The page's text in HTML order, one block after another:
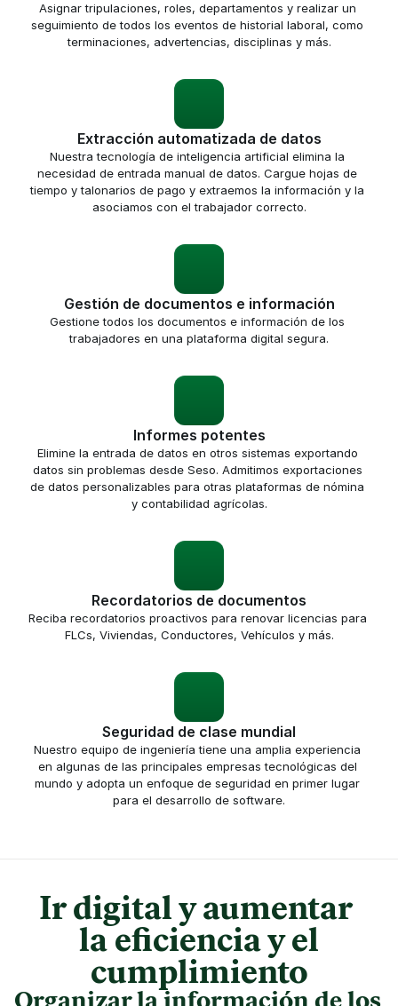
Asignar tripulaciones, roles, departamentos y realizar un
seguimiento de todos los eventos de historial laboral, como
terminaciones, advertencias, disciplinas y más.
Extracción automatizada de datos
Nuestra tecnología de inteligencia artificial elimina la
necesidad de entrada manual de datos. Cargue hojas de
tiempo y talonarios de pago y extraemos la información y la
asociamos con el trabajador correcto.
Gestión de documentos e información
Gestione todos los documentos e información de los
trabajadores en una plataforma digital segura.
Informes potentes
Elimine la entrada de datos en otros sistemas exportando
datos sin problemas desde Seso. Admitimos exportaciones
de datos personalizables para otras plataformas de nómina
y contabilidad agrícolas.
Recordatorios de documentos
Reciba recordatorios proactivos para renovar licencias para
FLCs, Viviendas, Conductores, Vehículos y más.
Seguridad de clase mundial
Nuestro equipo de ingeniería tiene una amplia experiencia
en algunas de las principales empresas tecnológicas del
mundo y adopta un enfoque de seguridad en primer lugar
para el desarrollo de software.
Ir digital y aumentar
cumplimiento